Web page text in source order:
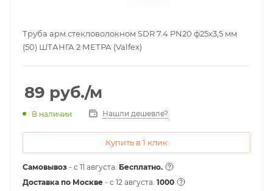
Труба арм.стекловолокном SDR 7.4 PN20 ф25х3,5 мм
(50) ШТАНГА 2 МЕТРА (Valfex)
89 руб./м
В наличии Нашли дешевле?
Купить в 1 клик
Самовывоз - с 11 августа. Бесплатно.
Доставка по Москве - c 12 августа. 1000